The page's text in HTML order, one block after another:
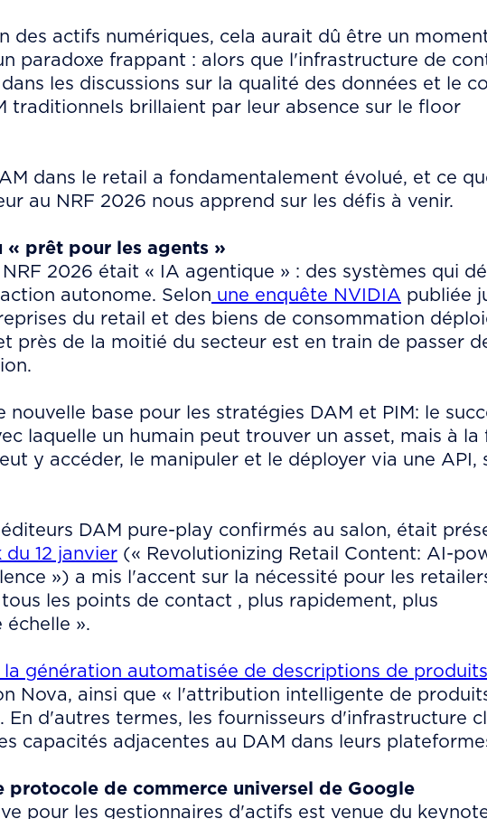
des actifs numériques, cela aurait dû être un
paradoxe frappant : alors que l'infrastructure de
les discussions sur la qualité des données et le
traditionnels brillaient par leur absence sur le floor
dans le retail a fondamentalement évolué, et ce
au NRF 2026 nous apprend sur les défis à venir.
« prêt pour les agents »
2026 était « IA agentique » : des systèmes qui
autonome. Selon une enquête NVIDIA publiée
du retail et des biens de consommation
près de la moitié du secteur est en train de passer
nouvelle base pour les stratégies DAM et PIM: le
laquelle un humain peut trouver un asset, mais à la
y accéder, le manipuler et le déployer via une API,
DAM pure-play confirmés au salon, était
du 12 janvier (« Revolutionizing Retail Content: AI-
») a mis l'accent sur la nécessité pour les
les points de contact , plus rapidement, plus
».
la génération automatisée de descriptions de produits
Nova, ainsi que « l'attribution intelligente de
En d'autres termes, les fournisseurs d'infrastructure
capacités adjacentes au DAM dans leurs
protocole de commerce universel de Google
pour les gestionnaires d'actifs est venue du